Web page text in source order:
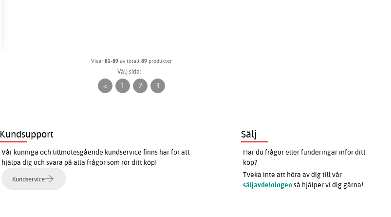
Visar81-89 av totalt89 produkter
Välj sida:
< 1 2 3
Kundsupport
Vår kunniga och tillmötesgående kundservice finns här för att
hjälpa dig och svara på alla frågor som rör ditt köp!
Kundservice
Sälj
Har du frågor eller funderingar inför ditt
köp?
Tveka inte att höra av dig till vår
säljavdelningen så hjälper vi dig gärna!